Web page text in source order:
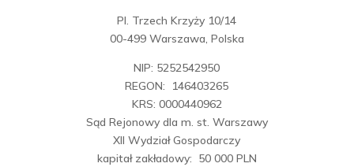
Pl. Trzech Krzyży 10/14
00-499 Warszawa, Polska
NIP: 5252542950
REGON: 146403265
KRS: 0000440962
Sąd Rejonowy dla m. st. Warszawy
XII Wydział Gospodarczy
kapitał zakładowy: 50 000 PLN